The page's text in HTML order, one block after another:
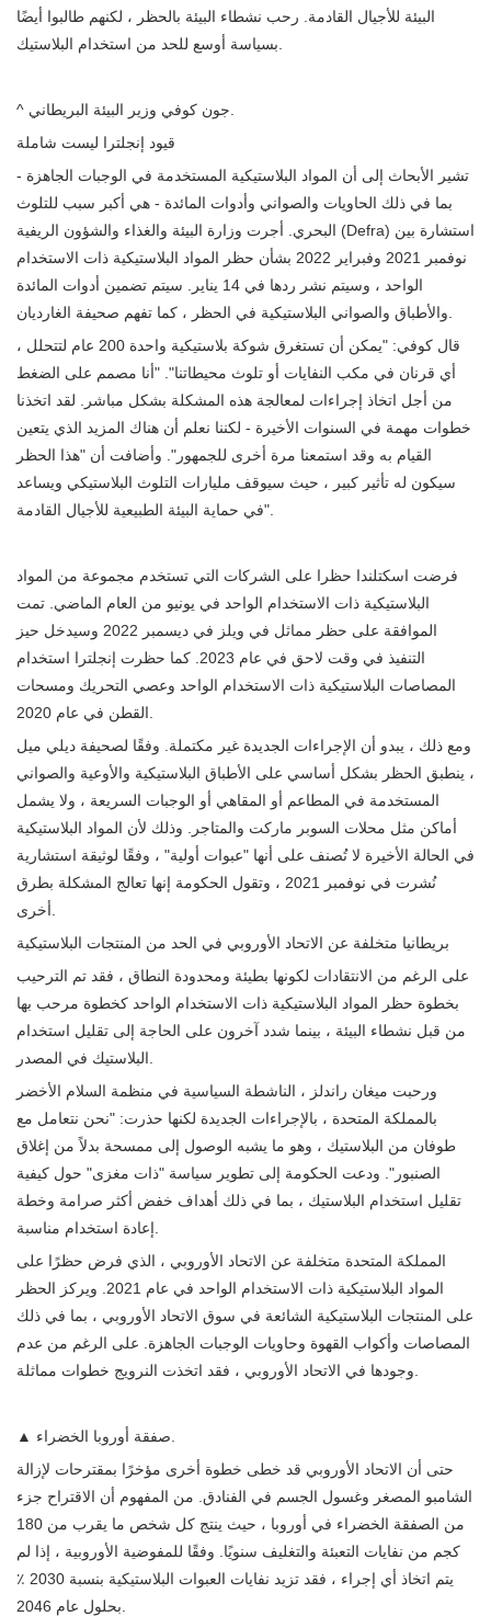
البيئة للأجيال القادمة. رحب نشطاء البيئة بالحظر ، لكنهم طالبوا أيضًا
قيود إنجلترا ليست شاملة
تشير الأبحاث إلى أن المواد البلاستيكية المستخدمة في الوجبات الجاهزة -
بما في ذلك الحاويات والصواني وأدوات المائدة - هي أكبر سبب للتلوث
البحري. أجرت وزارة البيئة والغذاء والشؤون الريفية (Defra) استشارة بين
نوفمبر 2021 وفبراير 2022 بشأن حظر المواد البلاستيكية ذات الاستخدام
الواحد ، وسيتم نشر ردها في 14 يناير. سيتم تضمين أدوات المائدة
قال كوفي: "يمكن أن تستغرق شوكة بلاستيكية واحدة 200 عام لتتحلل ،
أي قرنان في مكب النفايات أو تلوث محيطاتنا". "أنا مصمم على الضغط
من أجل اتخاذ إجراءات لمعالجة هذه المشكلة بشكل مباشر. لقد اتخذنا
خطوات مهمة في السنوات الأخيرة - لكننا نعلم أن هناك المزيد الذي يتعين
القيام به وقد استمعنا مرة أخرى للجمهور". وأضافت أن "هذا الحظر
سيكون له تأثير كبير ، حيث سيوقف مليارات التلوث البلاستيكي ويساعد
في حماية البيئة الطبيعية للأجيال القادمة".
فرضت اسكتلندا حظرا على الشركات التي تستخدم مجموعة من المواد
البلاستيكية ذات الاستخدام الواحد في يونيو من العام الماضي. تمت
الموافقة على حظر مماثل في ويلز في ديسمبر 2022 وسيدخل حيز
التنفيذ في وقت لاحق في عام 2023. كما حظرت إنجلترا استخدام
المصاصات البلاستيكية ذات الاستخدام الواحد وعصي التحريك ومسحات
ومع ذلك ، يبدو أن الإجراءات الجديدة غير مكتملة. وفقًا لصحيفة ديلي ميل
، ينطبق الحظر بشكل أساسي على الأطباق البلاستيكية والأوعية والصواني
المستخدمة في المطاعم أو المقاهي أو الوجبات السريعة ، ولا يشمل
أماكن مثل محلات السوبر ماركت والمتاجر. وذلك لأن المواد البلاستيكية
في الحالة الأخيرة لا تُصنف على أنها "عبوات أولية" ، وفقًا لوثيقة استشارية
نُشرت في نوفمبر 2021 ، وتقول الحكومة إنها تعالج المشكلة بطرق
بريطانيا متخلفة عن الاتحاد الأوروبي في الحد من المنتجات البلاستيكية
على الرغم من الانتقادات لكونها بطيئة ومحدودة النطاق ، فقد تم الترحيب
بخطوة حظر المواد البلاستيكية ذات الاستخدام الواحد كخطوة مرحب بها
من قبل نشطاء البيئة ، بينما شدد آخرون على الحاجة إلى تقليل استخدام
ورحبت ميغان راندلز ، الناشطة السياسية في منظمة السلام الأخضر
بالمملكة المتحدة ، بالإجراءات الجديدة لكنها حذرت: "نحن نتعامل مع
طوفان من البلاستيك ، وهو ما يشبه الوصول إلى ممسحة بدلاً من إغلاق
الصنبور". ودعت الحكومة إلى تطوير سياسة "ذات مغزى" حول كيفية
تقليل استخدام البلاستيك ، بما في ذلك أهداف خفض أكثر صرامة وخطة
المملكة المتحدة متخلفة عن الاتحاد الأوروبي ، الذي فرض حظرًا على
المواد البلاستيكية ذات الاستخدام الواحد في عام 2021. ويركز الحظر
على المنتجات البلاستيكية الشائعة في سوق الاتحاد الأوروبي ، بما في ذلك
المصاصات وأكواب القهوة وحاويات الوجبات الجاهزة. على الرغم من عدم
حتى أن الاتحاد الأوروبي قد خطى خطوة أخرى مؤخرًا بمقترحات لإزالة
الشامبو المصغر وغسول الجسم في الفنادق. من المفهوم أن الاقتراح جزء
من الصفقة الخضراء في أوروبا ، حيث ينتج كل شخص ما يقرب من 180
كجم من نفايات التعبئة والتغليف سنويًا. وفقًا للمفوضية الأوروبية ، إذا لم
يتم اتخاذ أي إجراء ، فقد تزيد نفايات العبوات البلاستيكية بنسبة 2030 ٪